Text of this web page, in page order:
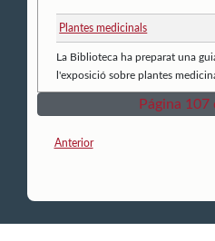
Plantes medicinals
La Biblioteca ha preparat una
l'exposició sobre plantes
Página 107
Anterior